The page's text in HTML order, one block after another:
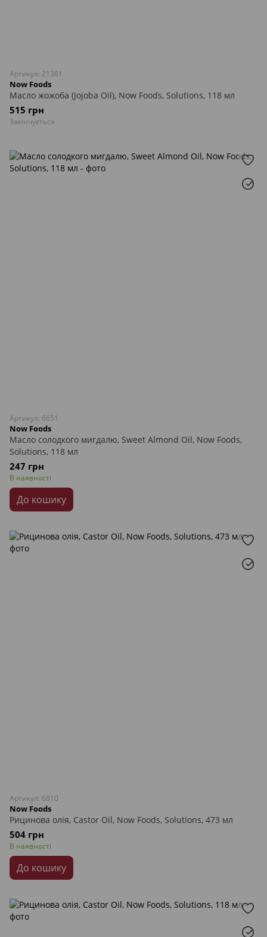
Артикул: 21381
Now Foods
Масло жожоба (Jojoba Oil), Now Foods, Solutions, 118 мл
515 грн
Закінчується
Артикул: 6651
Now Foods
Масло солодкого мигдалю, Sweet Almond Oil, Now Foods,
Solutions, 118 мл
247 грн
В наявності
До кошику
Артикул: 6810
Now Foods
Рицинова олія, Castor Oil, Now Foods, Solutions, 473 мл
504 грн
В наявності
До кошику